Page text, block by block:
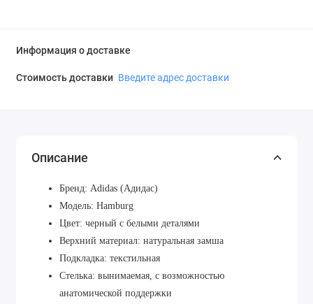
Информация о доставке
Стоимость доставки Введите адрес доставки
Описание
Бренд: Adidas (Адидас)
Модель: Hamburg
Цвет: черный с белыми деталями
Верхний материал: натуральная замша
Подкладка: текстильная
Стелька: вынимаемая, с возможностью
анатомической поддержки